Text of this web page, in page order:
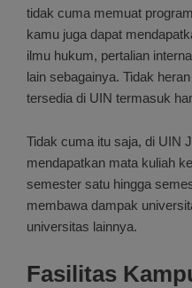
tidak cuma memuat
kamu juga dapat
ilmu hukum, pertalian
lain sebagainya. Tidak
tersedia di UIN termasuk
Tidak cuma itu saja, di UIN
mendapatkan mata kuliah
semester satu hingga
membawa dampak
universitas lainnya.
Fasilitas